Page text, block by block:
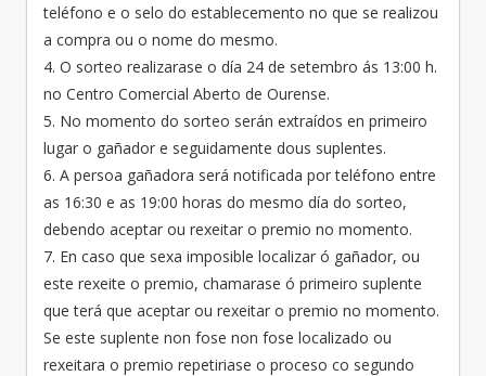
teléfono e o selo do establecemento no que se realizou
a compra ou o nome do mesmo.
4. O sorteo realizarase o día 24 de setembro ás 13:00 h.
no Centro Comercial Aberto de Ourense.
5. No momento do sorteo serán extraídos en primeiro
lugar o gañador e seguidamente dous suplentes.
6. A persoa gañadora será notificada por teléfono entre
as 16:30 e as 19:00 horas do mesmo día do sorteo,
debendo aceptar ou rexeitar o premio no momento.
7. En caso que sexa imposible localizar ó gañador, ou
este rexeite o premio, chamarase ó primeiro suplente
que terá que aceptar ou rexeitar o premio no momento.
Se este suplente non fose non fose localizado ou
rexeitara o premio repetiriase o proceso co segundo